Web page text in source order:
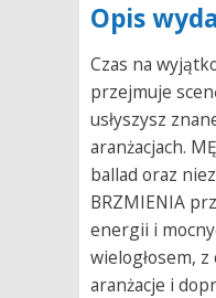
Opis
Czas na
przejmuje
usłyszysz
aranżacjach.
ballad oraz
BRZMIENIA
energii i
wielogłosem,
aranżacje i